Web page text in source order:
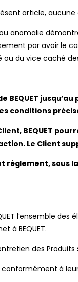
article,
anomalie
par avoir le
du vice caché
BEQUET
conditions
BEQUET
Le Client
règlement,
l’ensemble
à BEQUET.
des
à